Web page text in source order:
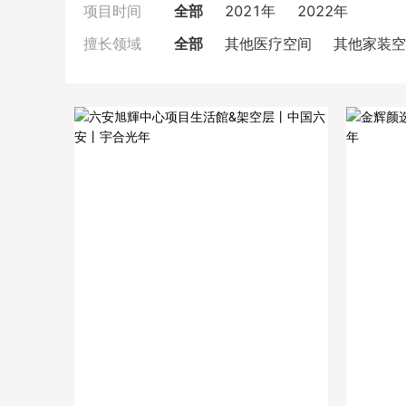
项目时间 全部 2021年 2022年
擅长领域 全部 其他医疗空间 其他家装